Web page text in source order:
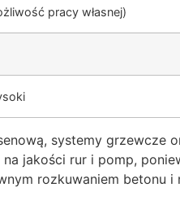
pracy własnej)
systemy grzewcze
jakości rur i pomp,
rozkuwaniem betonu i